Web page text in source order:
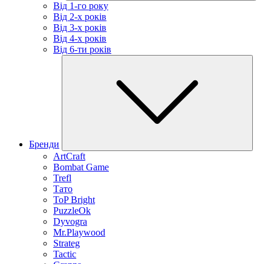
Від 1-го року
Від 2-х років
Від 3-х років
Від 4-х років
Від 6-ти років
Бренди
ArtCraft
Bombat Game
Trefl
Тато
ToP Bright
PuzzleOk
Dyvogra
Mr.Playwood
Strateg
Tactic